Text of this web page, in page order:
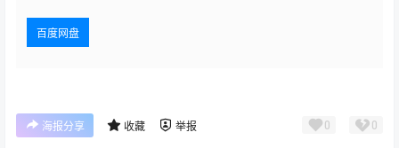
百度网盘
海报分享 收藏 举报 0 0